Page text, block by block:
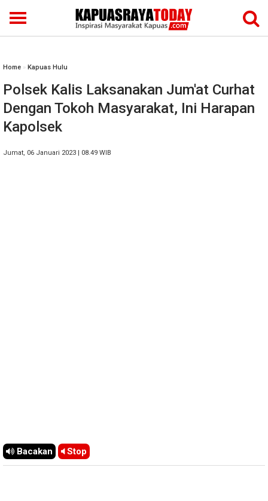
Home » Kapuas Hulu
Polsek Kalis Laksanakan Jum'at Curhat
Dengan Tokoh Masyarakat, Ini Harapan
Kapolsek
Jumat, 06 Januari 2023 | 08.49 WIB
Bacakan Stop